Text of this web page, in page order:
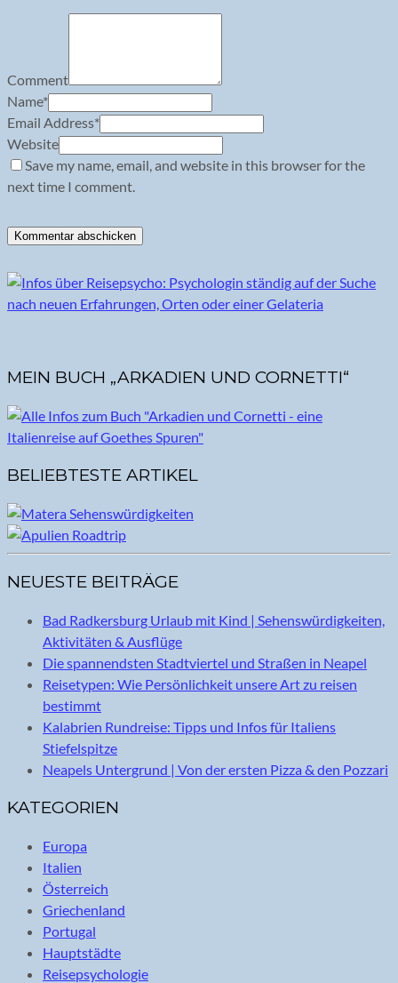
Comment
Name*
Email Address*
Website
Save my name, email, and website in this browser for the
next time I comment.
MEIN BUCH „ARKADIEN UND CORNETTI“
BELIEBTESTE ARTIKEL
NEUESTE BEITRÄGE
Bad Radkersburg Urlaub mit Kind | Sehenswürdigkeiten,
Aktivitäten & Ausflüge
Die spannendsten Stadtviertel und Straßen in Neapel
Reisetypen: Wie Persönlichkeit unsere Art zu reisen
bestimmt
Kalabrien Rundreise: Tipps und Infos für Italiens
Stiefelspitze
Neapels Untergrund | Von der ersten Pizza & den Pozzari
KATEGORIEN
Europa
Italien
Österreich
Griechenland
Portugal
Hauptstädte
Reisepsychologie